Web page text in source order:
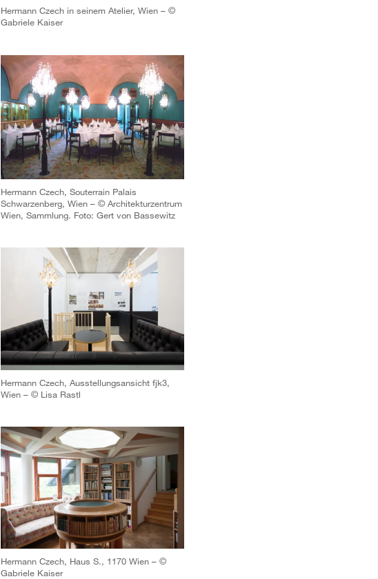
Hermann Czech in seinem Atelier, Wien – ©
Gabriele Kaiser
Hermann Czech, Souterrain Palais
Schwarzenberg, Wien – © Architekturzentrum
Wien, Sammlung. Foto: Gert von Bassewitz
Hermann Czech, Ausstellungsansicht fjk3,
Wien – © Lisa Rastl
Hermann Czech, Haus S., 1170 Wien – ©
Gabriele Kaiser